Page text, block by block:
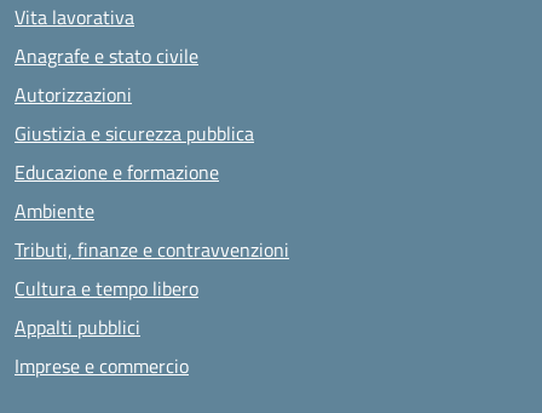
Vita lavorativa
Anagrafe e stato civile
Autorizzazioni
Giustizia e sicurezza pubblica
Educazione e formazione
Ambiente
Tributi, finanze e contravvenzioni
Cultura e tempo libero
Appalti pubblici
Imprese e commercio